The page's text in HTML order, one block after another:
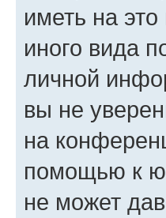
иметь на
иного вида
личной
вы не
на
помощью к
не может